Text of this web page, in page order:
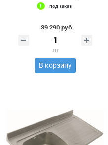
под заказ
39 290 руб.
шт
В корзину